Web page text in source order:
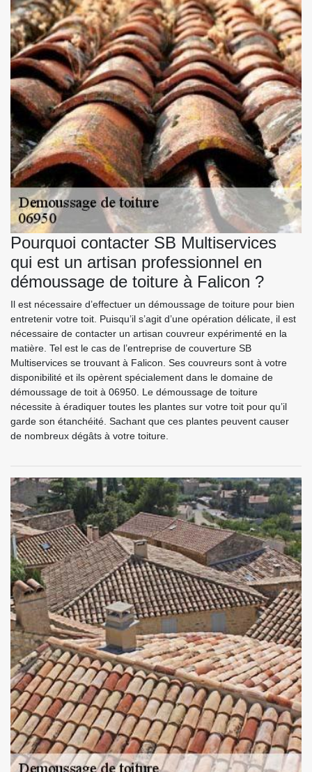
Pourquoi contacter SB Multiservices
qui est un artisan professionnel en
démoussage de toiture à Falicon ?
Il est nécessaire d’effectuer un démoussage de toiture pour bien
entretenir votre toit. Puisqu’il s’agit d’une opération délicate, il est
nécessaire de contacter un artisan couvreur expérimenté en la
matière. Tel est le cas de l’entreprise de couverture SB
Multiservices se trouvant à Falicon. Ses couvreurs sont à votre
disponibilité et ils opèrent spécialement dans le domaine de
démoussage de toit à 06950. Le démoussage de toiture
nécessite à éradiquer toutes les plantes sur votre toit pour qu’il
garde son étanchéité. Sachant que ces plantes peuvent causer
de nombreux dégâts à votre toiture.